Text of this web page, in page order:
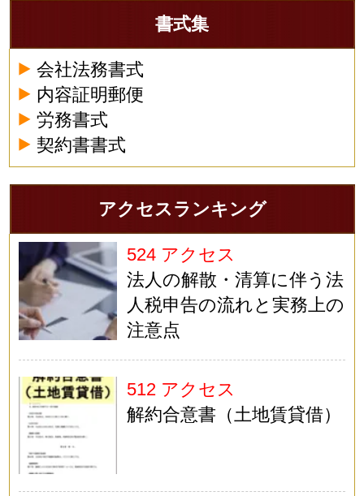
書式集
会社法務書式
内容証明郵便
労務書式
契約書書式
アクセスランキング
524 アクセス
法人の解散・清算に伴う法
人税申告の流れと実務上の
注意点
512 アクセス
解約合意書（土地賃貸借）